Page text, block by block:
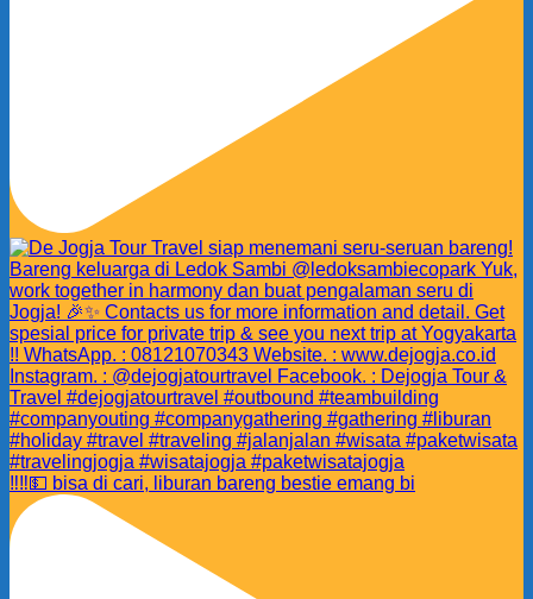
‼️‼️💵 bisa di cari, liburan bareng bestie emang bi